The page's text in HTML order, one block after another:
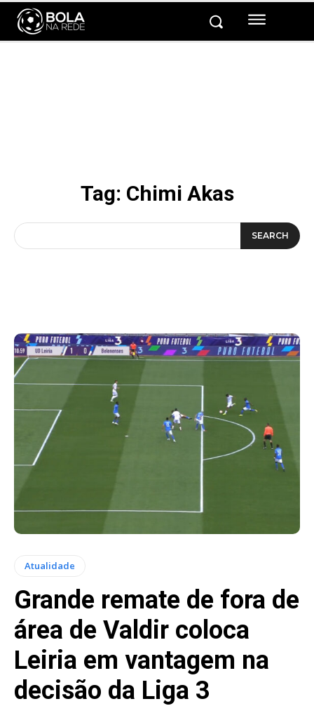
Tag: Chimi Akas
SEARCH
Atualidade
Grande remate de fora de
área de Valdir coloca
Leiria em vantagem na
decisão da Liga 3